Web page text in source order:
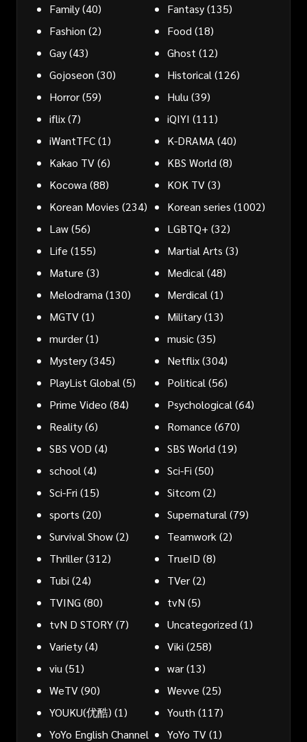
Family(40) Fantasy(135)
Fashion (2) Food (18)
Gay(43) Ghost (12)
Gojoseon (30) Historical (126)
Horror(59) Hulu (39)
iflix(7) iQIYI (111)
iWantTFC(1) K-DRAMA (40)
Kakao TV(6) KBS World (8)
Kocowa (88) KOK TV(3)
Korean Movies (234) Korean series (1002)
Law(56) LGBTQ+ (32)
Life (155) Martial Arts (3)
Mature (3) Medical (48)
Melodrama (130) Merdical (1)
MGTV(1) Military(13)
murder(1) music(35)
Mystery(345) Netflix(304)
PlayList Global (5) Political (56)
Prime Video (84) Psychological (64)
Reality(6) Romance (670)
SBS VOD (4) SBS World (19)
school (4) Sci-Fi (50)
Sci-Fri (15) Sitcom (2)
sports (20) Supernatural (79)
Survival Show(2) Teamwork (2)
Thriller(312) TrueID (8)
Tubi (24) TVer(2)
TVING (80) tvN (5)
tvN D STORY(7) Uncategorized (1)
Variety(4) Viki (258)
viu (51) war(13)
WeTV(90) Wevve (25)
YOUKU(优酷) (1) Youth (117)
YoYo English Channel
YoYo TV(1)